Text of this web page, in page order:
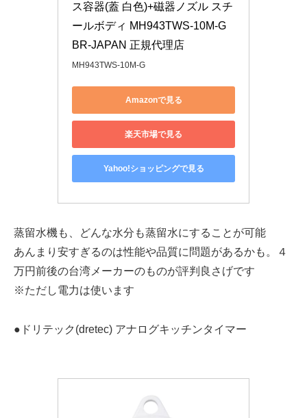
ス容器(蓋 白色)+磁器ノズル スチ
ールボディ MH943TWS-10M-G
BR-JAPAN 正規代理店
MH943TWS-10M-G
Amazonで見る
楽天市場で見る
Yahoo!ショッピングで見る
蒸留水機も、どんな水分も蒸留水にすることが可能
あんまり安すぎるのは性能や品質に問題があるかも。４
万円前後の台湾メーカーのものが評判良さげです
※ただし電力は使います
●ドリテック(dretec) アナログキッチンタイマー